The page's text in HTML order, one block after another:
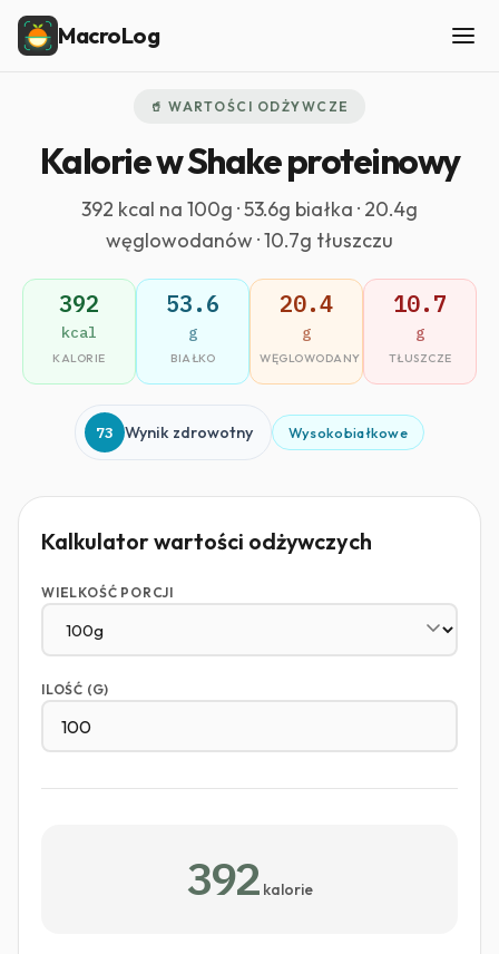
MacroLog
🥤 WARTOŚCI ODŻYWCZE
Kalorie w Shake proteinowy
392 kcal na 100g · 53.6g białka · 20.4g
węglowodanów · 10.7g tłuszczu
392
kcal
KALORIE
53.6
g
BIAŁKO
20.4
g
WĘGLOWODANY
10.7
g
TŁUSZCZE
73 Wynik zdrowotny Wysokobiałkowe
Kalkulator wartości odżywczych
WIELKOŚĆ PORCJI
ILOŚĆ (G)
392 kalorie